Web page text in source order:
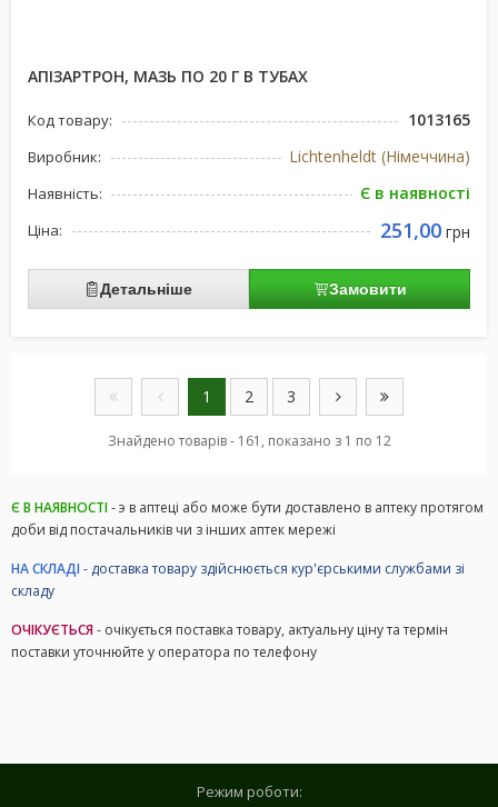
АПІЗАРТРОН, МАЗЬ ПО 20 Г В ТУБАХ
Код товару: 1013165
Виробник: Lichtenheldt (Німеччина)
Наявність: Є в наявності
Ціна: 251,00 грн
Детальніше Замовити
1 2 3
Знайдено товарів - 161, показано з 1 по 12
Є В НАЯВНОСТІ- э в аптеці або може бути доставлено в аптеку протягом
доби від постачальників чи з інших аптек мережі
НА СКЛАДІ- доставка товару здійснюється кур'єрськими службами зі
складу
ОЧІКУЄТЬСЯ- очікується поставка товару, актуальну ціну та термін
поставки уточнюйте у оператора по телефону
Режим роботи: